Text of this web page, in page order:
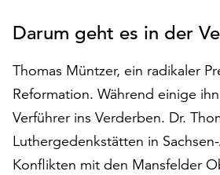
Darum geht es in der
Thomas Müntzer, ein radikaler
Reformation. Während einige
Verführer ins Verderben. Dr.
Luthergedenkstätten in
Konflikten mit den Mansfelder